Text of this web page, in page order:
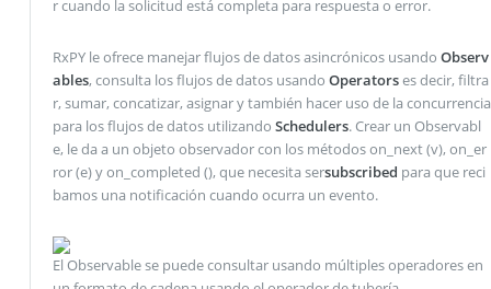
r cuando la solicitud está completa para respuesta o error.
RxPY le ofrece manejar flujos de datos asincrónicos usando Observ
ables, consulta los flujos de datos usando Operatorses decir, filtra
r, sumar, concatizar, asignar y también hacer uso de la concurrencia
para los flujos de datos utilizando Schedulers. Crear un Observabl
e, le da a un objeto observador con los métodos on_next (v), on_er
ror (e) y on_completed (), que necesita sersubscribed para que reci
bamos una notificación cuando ocurra un evento.
El Observable se puede consultar usando múltiples operadores en